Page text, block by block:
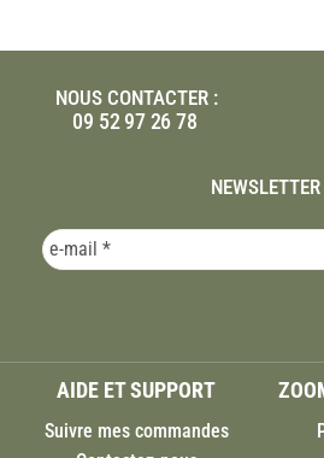
NOUS CONTACTER :
09 52 97 26 78
AIDE ET SUPPORT
Suivre mes commandes